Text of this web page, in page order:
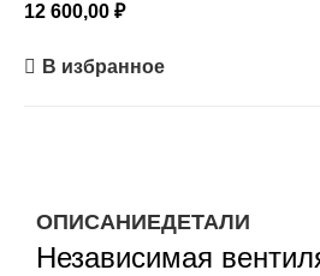
12 600,00 ₽
В избранное
ОПИСАНИЕДЕТАЛИ
Независимая